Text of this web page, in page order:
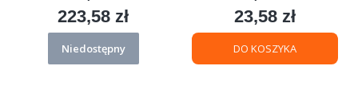
Cena
223,58 zł
Niedostępny
Cena
23,58 zł
DO KOSZYKA